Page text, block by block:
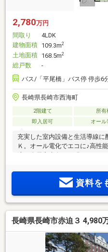
2,780万円
間取り
4LDK
建物面積 109.3m2
土地面積 168.5m2
総戸数
-
バス/「平尾橋」バス停 停歩6
長崎県長崎市西海町
2階建て 所有
即入居可
オール
充実した室内設備と生活導線に
Ｋ。オール電化でエコに♪高性
広くお使いいただけます。お
してリビング横の和室も大活躍
資料を
長崎県長崎市赤迫３ 4,980